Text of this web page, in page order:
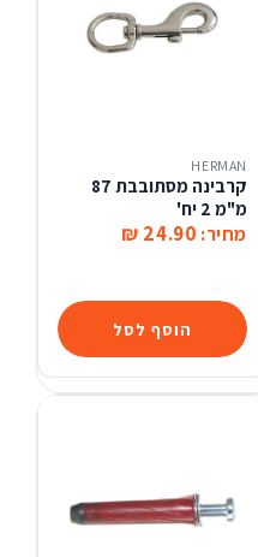
הוסף לסל
HERMAN
קרבינה מסתובבת 87
מ"מ 2 יח'
מחיר: 24.90 ₪